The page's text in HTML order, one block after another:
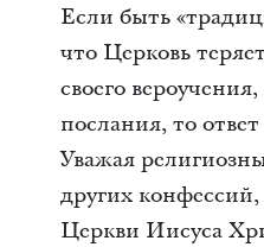
Если быть
что Церковь
своего
послания, то
Уважая
других
Церкви Иисуса